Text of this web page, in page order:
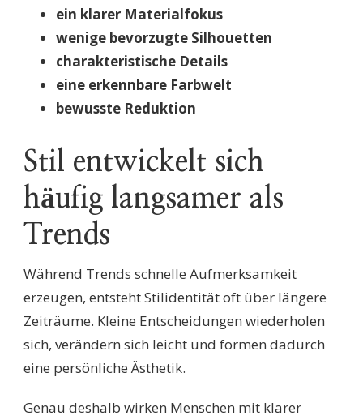
ein klarer Materialfokus
wenige bevorzugte Silhouetten
charakteristische Details
eine erkennbare Farbwelt
bewusste Reduktion
Stil entwickelt sich
häufig langsamer als
Trends
Während Trends schnelle Aufmerksamkeit
erzeugen, entsteht Stilidentität oft über längere
Zeiträume. Kleine Entscheidungen wiederholen
sich, verändern sich leicht und formen dadurch
eine persönliche Ästhetik.
Genau deshalb wirken Menschen mit klarer